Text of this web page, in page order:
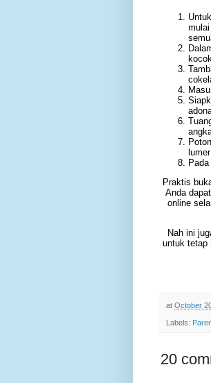
Praktis
Anda
online
Nah ini
untuk tetap
at October
Labels:
20